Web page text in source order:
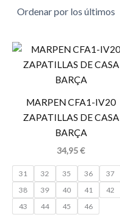
MARPEN CFA1-IV20
ZAPATILLAS DE CASA
BARÇA
34,95€
31 32 35 36
37
38
39 40 41
42
43
44 45 46